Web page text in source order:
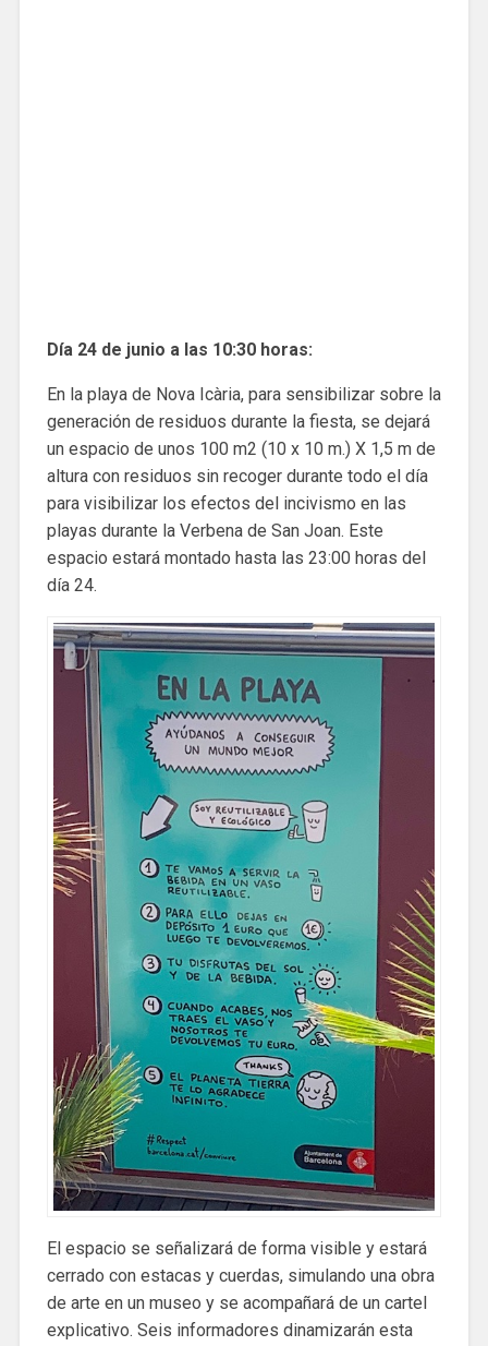
Día 24 de junio a las 10:30 horas:
En la playa de Nova Icària, para sensibilizar sobre la
generación de residuos durante la fiesta, se dejará
un espacio de unos 100 m2 (10 x 10 m.) X 1,5 m de
altura con residuos sin recoger durante todo el día
para visibilizar los efectos del incivismo en las
playas durante la Verbena de San Joan. Este
espacio estará montado hasta las 23:00 horas del
día 24.
El espacio se señalizará de forma visible y estará
cerrado con estacas y cuerdas, simulando una obra
de arte en un museo y se acompañará de un cartel
explicativo. Seis informadores dinamizarán esta